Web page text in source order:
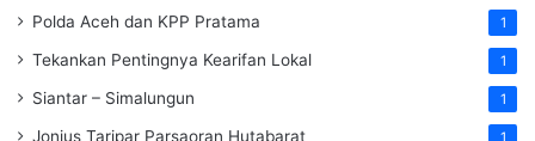
Polda Aceh dan KPP Pratama 1
Tekankan Pentingnya Kearifan Lokal 1
Siantar – Simalungun 1
Jonius Taripar Parsaoran Hutabarat 1